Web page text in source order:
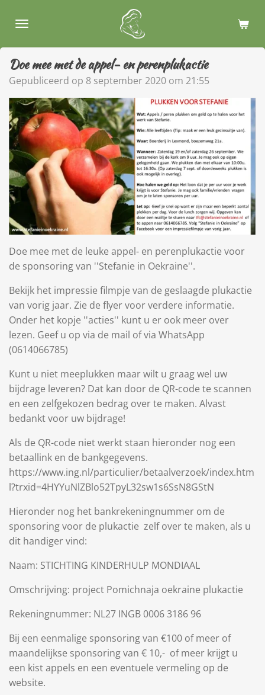
direct
de
hoofdinhoud
Doe mee met de appel- en perenplukactie
Gepubliceerd op 8 september 2020 om 21:55
Doe mee met de leuke appel- en perenplukactie voor
de sponsoring van ''Stefanie in Oekraine''.
Bekijk het impressie filmpje van de geslaagde plukactie
van vorig jaar. Zie de flyer voor verdere informatie.
Onder het kopje ''acties'' kunt u er ook meer over
lezen. Geef u op via de mail of via WhatsApp
(0614066785)
Kunt u niet meeplukken maar wilt u graag wel uw
bijdrage leveren? Dat kan door de QR-code te scannen
en een zelfgekozen bedrag over te maken. Alvast
bedankt voor uw bijdrage!
Als de QR-code niet werkt staan hieronder nog een
betaallink en de bankgegevens.
https://www.ing.nl/particulier/betaalverzoek/index.htm
l?trxid=4HYYuNlZBlo52TpyL32sw1s6SsN8GStN
Hieronder nog het bankrekeningnummer om de
sponsoring voor de plukactie zelf over te maken, als u
dit handiger vind:
Naam: STICHTING KINDERHULP MONDIAAL
Omschrijving: project Pomichnaja oekraine plukactie
Rekeningnummer: NL27 INGB 0006 3186 96
Bij een eenmalige sponsoring van €100 of meer of
maandelijkse sponsoring van € 10,- of meer krijgt u
een kist appels en een eventuele vermeling op de
website.